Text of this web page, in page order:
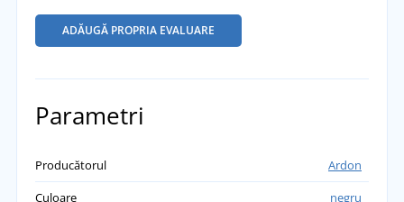
ADĂUGĂ PROPRIA EVALUARE
Parametri
Producătorul
Ardon
Culoare
negru